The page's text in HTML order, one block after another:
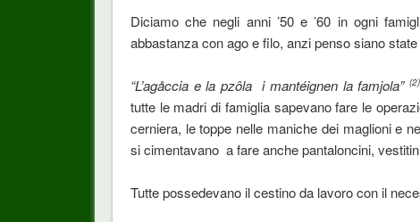
Diciamo che negli anni ’50 e ’60 in ogni
abbastanza con ago e filo, anzi penso siano
“L’agåccia e la pzôla i mantéignen la famjola”(2)
tutte le madri di famiglia sapevano fare le
cerniera, le toppe nelle maniche dei maglioni e
si cimentavano a fare anche pantaloncini,
Tutte possedevano il cestino da lavoro con il